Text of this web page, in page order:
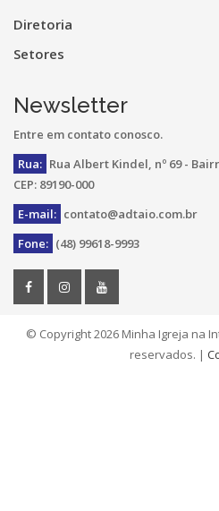
Diretoria
Setores
Newsletter
Entre em contato conosco.
Rua: Rua Albert Kindel, nº 69 -
CEP: 89190-000
E-mail: contato@adtaio.com.br
Fone: (48) 99618-9993
© Copyright2026 Minha Igreja na
reservados. |